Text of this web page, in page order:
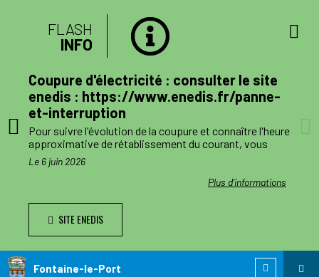
le
FLASH
INFO
Coupure d'électricité : consulter le site
enedis : https://www.enedis.fr/panne-
et-interruption
Plus d'informations
Pour suivre l'évolution de la coupure et connaître l'heure
approximative de rétablissement du courant, vous
pouvez consulter le site enedis.fr/panne-et-
interruption ou télécharger l'application Enedis à mes
côtés. Toutefois l'alimentation pourra être rétablie à
Le jour des travaux, si vous avez besoin d’information
complémentaire, vous pourrez nous joindre au numéro
Le 6 juin 2026
SITE ENEDIS
Fontaine-le-Port